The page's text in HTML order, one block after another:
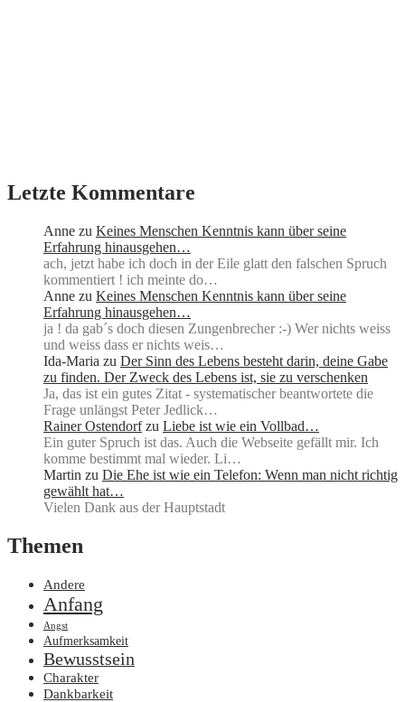
Letzte Kommentare
Anne zu Keines Menschen Kenntnis kann über seine
Erfahrung hinausgehen…
ach, jetzt habe ich doch in der Eile glatt den falschen Spruch
kommentiert ! ich meinte do…
Anne zu Keines Menschen Kenntnis kann über seine
Erfahrung hinausgehen…
ja ! da gab´s doch diesen Zungenbrecher :-) Wer nichts weiss
und weiss dass er nichts weis…
Ida-Maria zu Der Sinn des Lebens besteht darin, deine Gabe
zu finden. Der Zweck des Lebens ist, sie zu verschenken
Ja, das ist ein gutes Zitat - systematischer beantwortete die
Frage unlängst Peter Jedlick…
Rainer Ostendorf zu Liebe ist wie ein Vollbad…
Ein guter Spruch ist das. Auch die Webseite gefällt mir. Ich
komme bestimmt mal wieder. Li…
Martin zu Die Ehe ist wie ein Telefon: Wenn man nicht richtig
gewählt hat…
Vielen Dank aus der Hauptstadt
Themen
Andere
Anfang
Angst
Aufmerksamkeit
Bewusstsein
Charakter
Dankbarkeit